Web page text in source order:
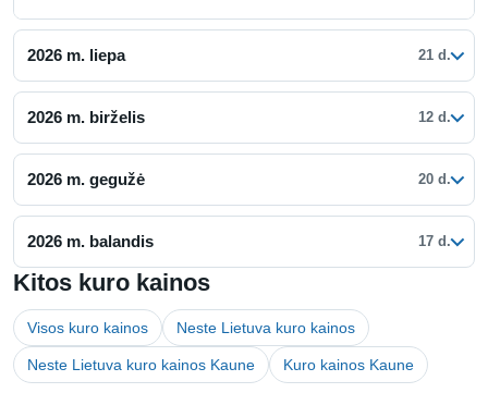
2026 m. liepa 21 d.
2026 m. birželis 12 d.
2026 m. gegužė 20 d.
2026 m. balandis 17 d.
Kitos kuro kainos
Visos kuro kainos Neste Lietuva kuro kainos
Neste Lietuva kuro kainos Kaune Kuro kainos Kaune